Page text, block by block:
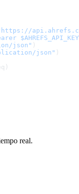
https://
json" )
json" )
real.